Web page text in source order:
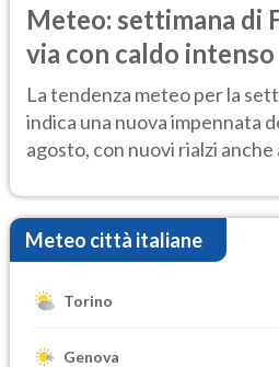
Meteo: settimana di
via con caldo
temporale
La tendenza meteo per la
indica una nuova impennata
agosto, con nuovi rialzi anche
Meteo città italiane
Torino
Genova